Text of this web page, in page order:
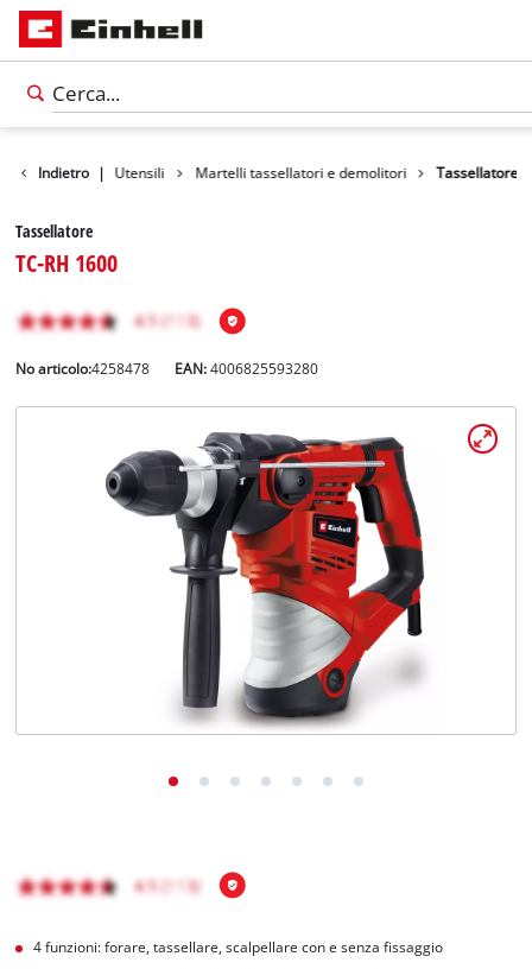
Indietro |
Prodotti Utensili Martelli tassellatori e demolitori Tassellatore
Tassellatore
TC-RH 1600
No articolo:4258478 EAN:4006825593280
4 funzioni: forare, tassellare, scalpellare con e senza fissaggio